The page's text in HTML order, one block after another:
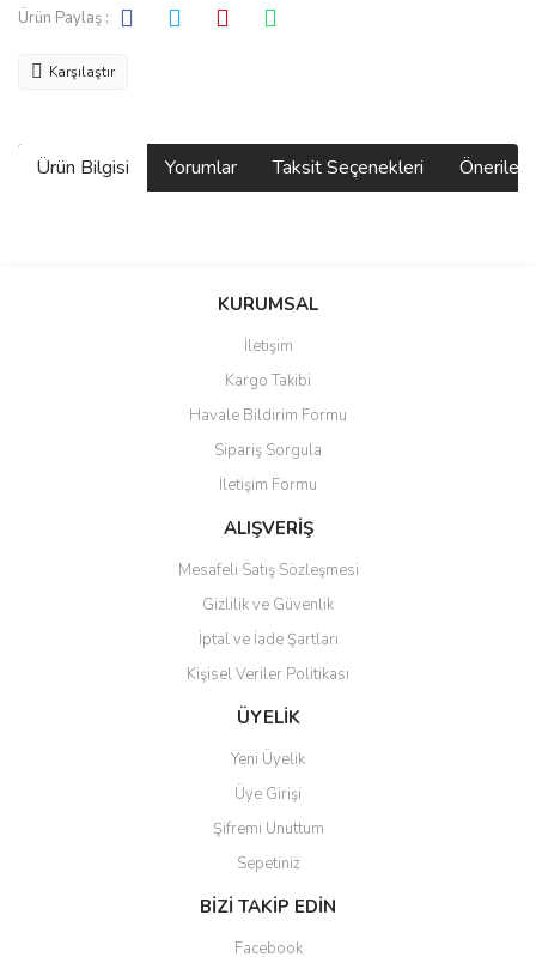
Ürün Paylaş :
Karşılaştır
Ürün Bilgisi Yorumlar Taksit Seçenekleri
Bu ürüne ilk yorumu siz yapın!
Ürün resmi kalitesiz, bozuk veya görüntülenemiyor.
Ürün açıklamasında eksik bilgiler bulunuyor.
Ürün bilgilerinde hatalar bulunuyor.
Ürün fiyatı diğer sitelerden daha pahalı.
Bu ürüne benzer farklı alternatifler olmalı.
Gönder
KURUMSAL
İletişim
Kargo Takibi
Havale Bildirim Formu
Sipariş Sorgula
İletişim Formu
ALIŞVERİŞ
Mesafeli Satış Sözleşmesi
Gizlilik ve Güvenlik
İptal ve İade Şartları
Kişisel Veriler Politikası
ÜYELİK
Yeni Üyelik
Üye Girişi
Şifremi Unuttum
Sepetiniz
BİZİ TAKİP EDİN
Facebook